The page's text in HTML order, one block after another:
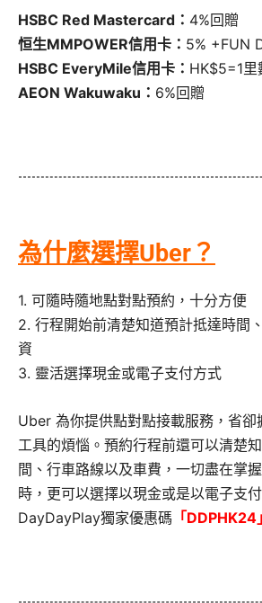
HSBC Red Mastercard： 4%回贈
恒生MMPOWER信用卡： 5% +FUN
HSBC EveryMile信用卡： HK$5=1里
AEON Wakuwaku： 6%回贈
為什麼選擇Uber？
1. 可隨時隨地點對點預約，十分方便
2. 行程開始前清楚知道預計抵達時間
資
3. 靈活選擇現金或電子支付方式
Uber 為你提供點對點接載服務，省卻
工具的煩惱。預約行程前還可以清楚
間、行車路線以及車費，一切盡在掌
時，更可以選擇以現金或是以電子支
DayDayPlay獨家優惠碼 「DDPHK24